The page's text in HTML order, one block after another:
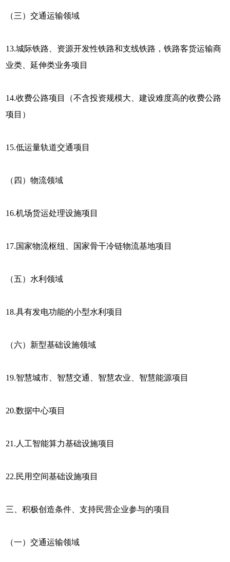
（三）交通运输领域
13.城际铁路、资源开发性铁路和支线铁路，铁路客货运输商
业类、延伸类业务项目
14.收费公路项目（不含投资规模大、建设难度高的收费公路
项目）
15.低运量轨道交通项目
（四）物流领域
16.机场货运处理设施项目
17.国家物流枢纽、国家骨干冷链物流基地项目
（五）水利领域
18.具有发电功能的小型水利项目
（六）新型基础设施领域
19.智慧城市、智慧交通、智慧农业、智慧能源项目
20.数据中心项目
21.人工智能算力基础设施项目
22.民用空间基础设施项目
三、积极创造条件、支持民营企业参与的项目
（一）交通运输领域